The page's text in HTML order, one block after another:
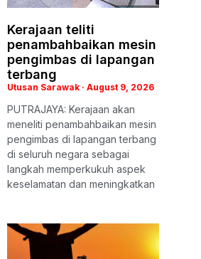
Kerajaan teliti
penambahbaikan mesin
pengimbas di lapangan
terbang
Utusan Sarawak August 9, 2026
PUTRAJAYA: Kerajaan akan
meneliti penambahbaikan mesin
pengimbas di lapangan terbang
di seluruh negara sebagai
langkah memperkukuh aspek
keselamatan dan meningkatkan